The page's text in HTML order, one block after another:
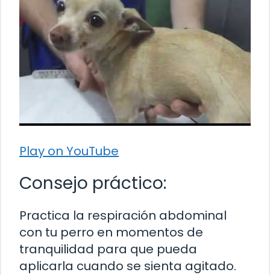
Play on YouTube
Consejo práctico:
Practica la respiración abdominal
con tu perro en momentos de
tranquilidad para que pueda
aplicarla cuando se sienta agitado.